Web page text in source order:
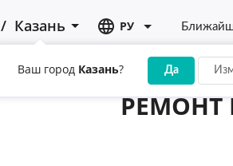
/ Казань
Ваш город Казань? Да
РУ
РЕМОНТ